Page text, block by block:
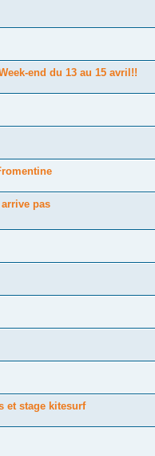
end du 13 au 15 avril!!
pas
et stage kitesurf